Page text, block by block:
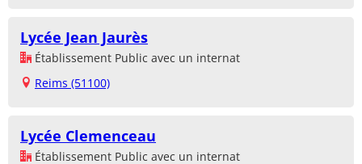
Lycée Jean Jaurès
Établissement Public avec un internat
Reims (51100)
Lycée Clemenceau
Établissement Public avec un internat